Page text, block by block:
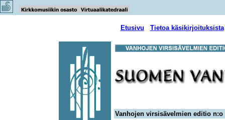
Etusivu Tietoa käsikirjoituksista
Vanhojen virsisävelmien editio n:o